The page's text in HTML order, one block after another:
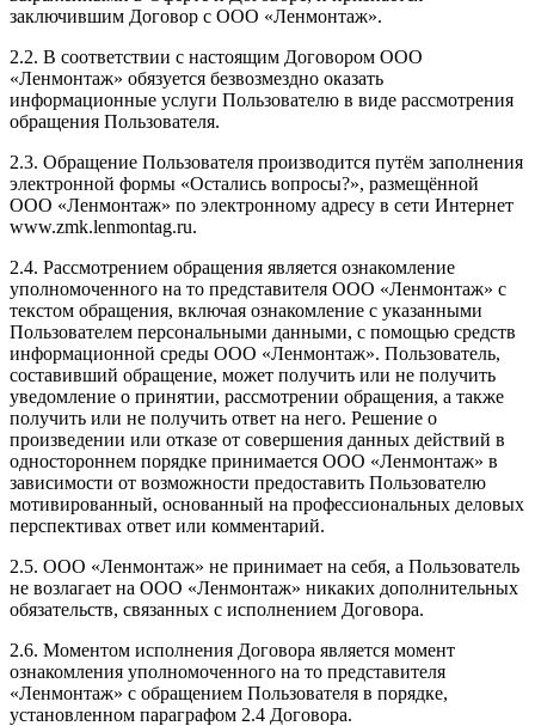
заключившим Договор с ООО «Ленмонтаж».
2.2. В соответствии с настоящим Договором ООО
«Ленмонтаж» обязуется безвозмездно оказать
информационные услуги Пользователю в виде рассмотрения
обращения Пользователя.
2.3. Обращение Пользователя производится путём заполнения
электронной формы «Остались вопросы?», размещённой
ООО «Ленмонтаж» по электронному адресу в сети Интернет
www.zmk.lenmontag.ru.
2.4. Рассмотрением обращения является ознакомление
уполномоченного на то представителя ООО «Ленмонтаж» с
текстом обращения, включая ознакомление с указанными
Пользователем персональными данными, с помощью средств
информационной среды ООО «Ленмонтаж». Пользователь,
составивший обращение, может получить или не получить
уведомление о принятии, рассмотрении обращения, а также
получить или не получить ответ на него. Решение о
произведении или отказе от совершения данных действий в
одностороннем порядке принимается ООО «Ленмонтаж» в
зависимости от возможности предоставить Пользователю
мотивированный, основанный на профессиональных деловых
перспективах ответ или комментарий.
2.5. ООО «Ленмонтаж» не принимает на себя, а Пользователь
не возлагает на ООО «Ленмонтаж» никаких дополнительных
обязательств, связанных с исполнением Договора.
2.6. Моментом исполнения Договора является момент
ознакомления уполномоченного на то представителя
«Ленмонтаж» с обращением Пользователя в порядке,
установленном параграфом 2.4 Договора.